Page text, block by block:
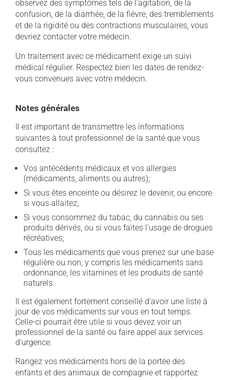
observez des symptômes tels de l'agitation, de la
confusion, de la diarrhée, de la fièvre, des tremblements
et de la rigidité ou des contractions musculaires, vous
devriez contacter votre médecin.
Un traitement avec ce médicament exige un suivi
médical régulier. Respectez bien les dates de rendez-
vous convenues avec votre médecin.
Notes générales
Il est important de transmettre les informations
suivantes à tout professionnel de la santé que vous
consultez :
Vos antécédents médicaux et vos allergies
(médicaments, aliments ou autres);
Si vous êtes enceinte ou désirez le devenir, ou encore
si vous allaitez;
Si vous consommez du tabac, du cannabis ou ses
produits dérivés, ou si vous faites l'usage de drogues
récréatives;
Tous les médicaments que vous prenez sur une base
régulière ou non, y compris les médicaments sans
ordonnance, les vitamines et les produits de santé
naturels.
Il est également fortement conseillé d'avoir une liste à
jour de vos médicaments sur vous en tout temps.
Celle-ci pourrait être utile si vous devez voir un
professionnel de la santé ou faire appel aux services
d'urgence.
Rangez vos médicaments hors de la portée des
enfants et des animaux de compagnie et rapportez